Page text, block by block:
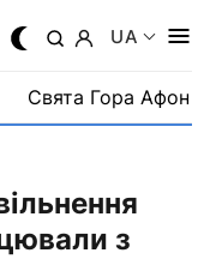
UA
Свята Гора Афон
з